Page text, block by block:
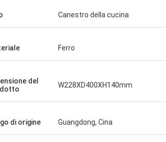
Fernando
Canestro della cucina
Ferro
del
W228XD400XH140mm
di origine Guangdong, Cina